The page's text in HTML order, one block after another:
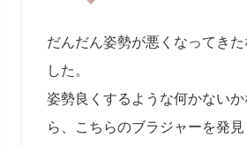
だんだん姿勢が悪くなってき
した。
姿勢良くするような何かない
ら、こちらのブラジャーを発見